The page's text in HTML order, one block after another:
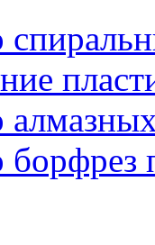
борфрез